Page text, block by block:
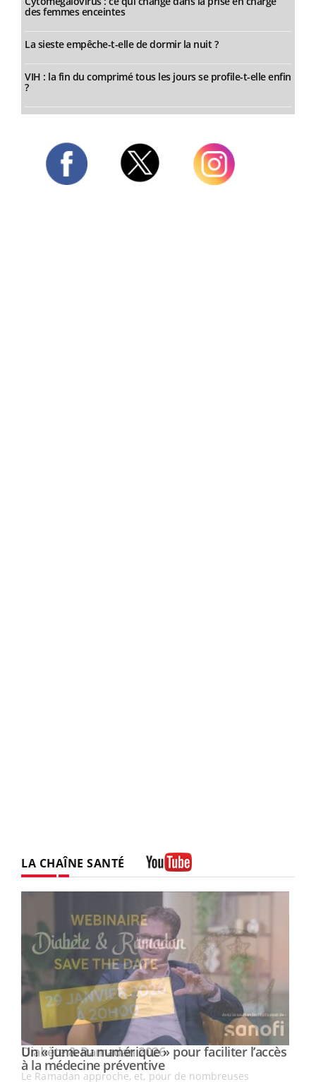
des femmes enceintes
La sieste empêche-t-elle de dormir la nuit ?
VIH : la fin du comprimé tous les jours se profile-t-elle enfin
?
LA CHAÎNE SANTÉ
Youtube
Un « jumeau numérique » pour faciliter l’accès
à la médecine préventiveYoutube